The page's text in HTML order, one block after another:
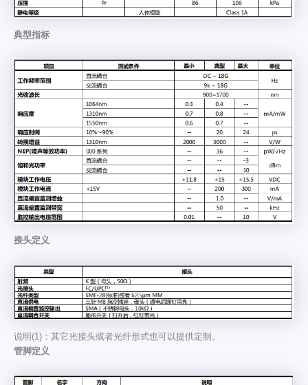
典型指标
接头定义
说明(1)：其它光接头或者光纤形式也可以提供定制。
管脚定义